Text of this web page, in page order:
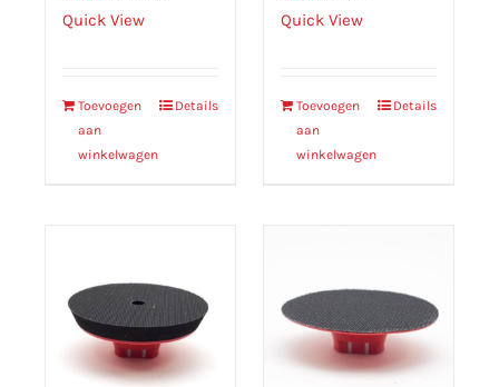
Quick View
Toevoegen
aan
winkelwagen
Details
Quick View
Toevoegen
aan
winkelwagen
Details